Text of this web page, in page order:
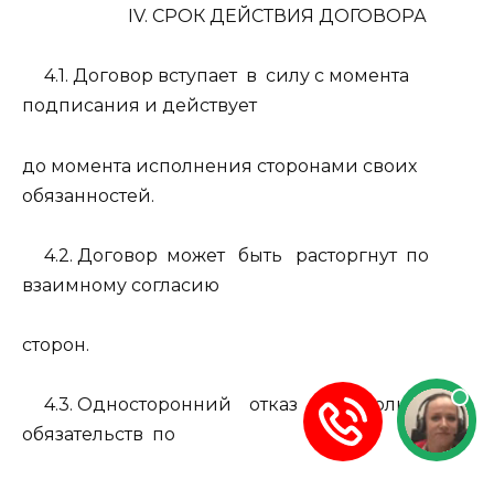
IV. СРОК ДЕЙСТВИЯ ДОГОВОРА
4.1. Договор вступает в силу с момента
подписания и действует
до момента исполнения сторонами своих
обязанностей.
4.2. Договор может быть расторгнут по
взаимному согласию
сторон.
4.3. Односторонний отказ от
исполнения
обязательств по